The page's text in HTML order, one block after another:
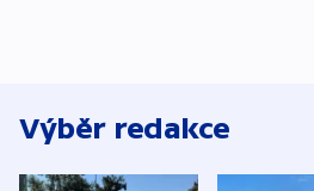
Výběr redakce